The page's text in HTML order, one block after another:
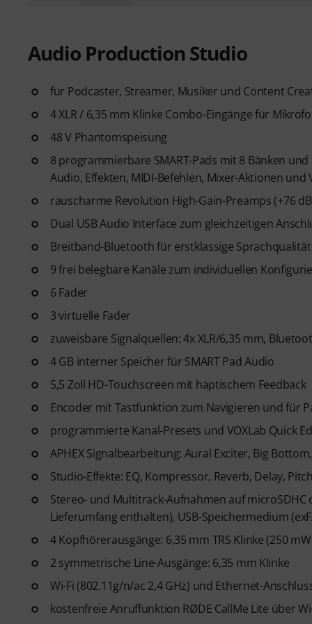
Audio Production Studio
für Podcaster, Streamer, Musiker und Content
4 XLR / 6,35 mm Klinke Combo-Eingänge für
48 V Phantomspeisung
8 programmierbare SMART-Pads mit 8 Bänken
Audio, Effekten, MIDI-Befehlen, Mixer-Aktionen und
rauscharme Revolution High-Gain-Preamps (+76
Dual USB Audio Interface zum gleichzeitigen
Breitband-Bluetooth für erstklassige
9 frei belegbare Kanäle zum individuellen
6 Fader
3 virtuelle Fader
zuweisbare Signalquellen: 4x XLR/6,35 mm,
4 GB interner Speicher für SMART Pad Audio
5,5 Zoll HD-Touchscreen mit haptischem Feedback
Encoder mit Tastfunktion zum Navigieren und für
programmierte Kanal-Presets und VOXLab Quick
APHEX Signalbearbeitung: Aural Exciter, Big
Studio-Effekte: EQ, Kompressor, Reverb, Delay,
Stereo- und Multitrack-Aufnahmen auf
Lieferumfang enthalten), USB-Speichermedium
4 Kopfhörerausgänge: 6,35 mm TRS Klinke (250
2 symmetrische Line-Ausgänge: 6,35 mm Klinke
Wi-Fi (802.11g/n/ac 2,4 GHz) und Ethernet-
kostenfreie Anruffunktion RØDE CallMe Lite über